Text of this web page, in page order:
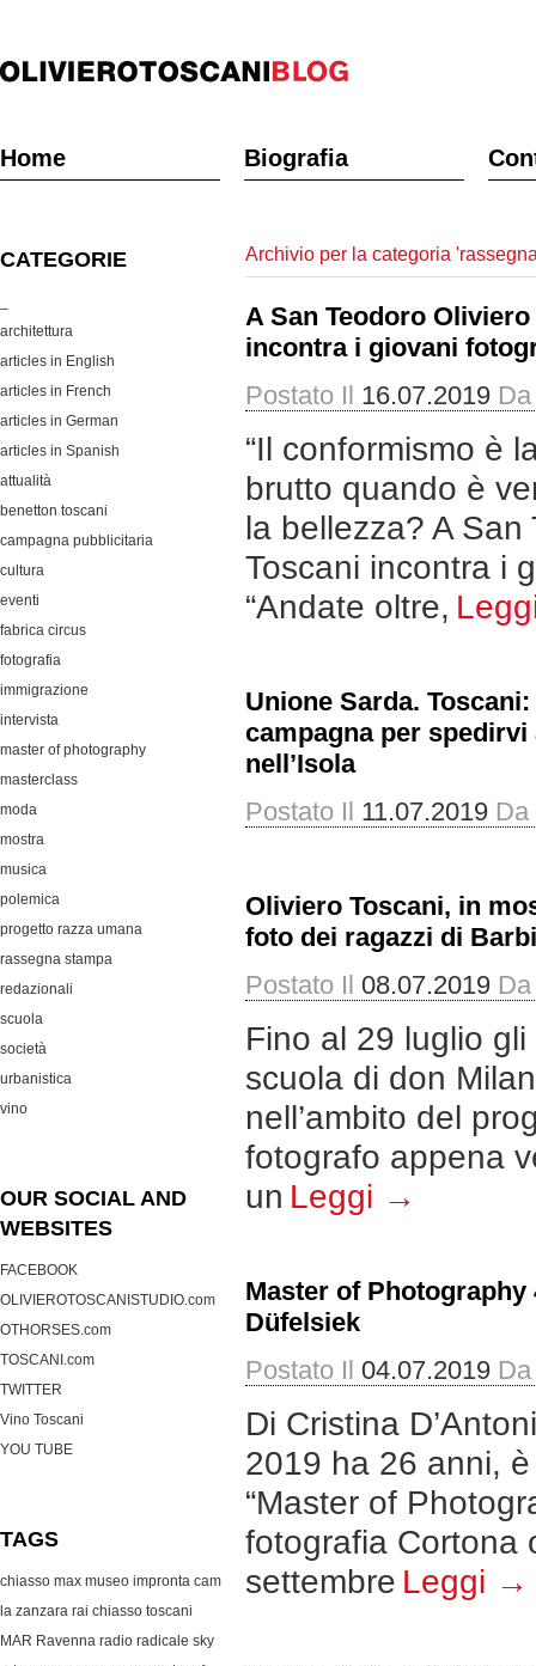
Home Biografia
CATEGORIE
architettura
articles in English
articles in French
articles in German
articles in Spanish
attualità
benetton toscani
campagna pubblicitaria
cultura
eventi
fabrica circus
fotografia
immigrazione
intervista
master of photography
masterclass
moda
mostra
musica
polemica
progetto razza umana
rassegna stampa
redazionali
scuola
società
urbanistica
vino
OUR SOCIAL AND
WEBSITES
FACEBOOK
OLIVIEROTOSCANISTUDIO.com
OTHORSES.com
TOSCANI.com
TWITTER
Vino Toscani
YOU TUBE
TAGS
chiasso max museo impronta cam
la zanzara rai chiasso toscani
MAR Ravenna radio radicale sky
Archivio per la categoria
A San Teodoro
incontra i giovani
Postato Il 16.07.2019 Da
“Il conformismo è
brutto quando è
la bellezza? A
Toscani incontra i
“Andate oltre,
Unione Sarda.
campagna per
nell’Isola
Postato Il 11.07.2019 Da
Oliviero Toscani, in
foto dei ragazzi di
Postato Il 08.07.2019 Da
Fino al 29 luglio
scuola di don
nell’ambito del
fotografo appena
un Leggi →
Master of Photography
Düfelsiek
Postato Il 04.07.2019 Da
Di Cristina
2019 ha 26 anni,
“Master of
fotografia Cortona
settembre Leggi →